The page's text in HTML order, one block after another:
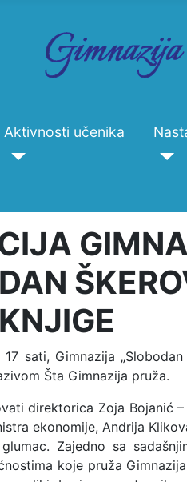
Aktivnosti učenika
sati, Gimnazija
Šta Gimnazija pruža.
direktorica Zoja Bojanić
ekonomije, Andrija
Zajedno sa
koje pruža